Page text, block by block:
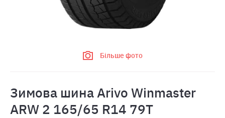
Більше фото
Зимова шина Arivo Winmaster
ARW 2 165/65 R14 79T